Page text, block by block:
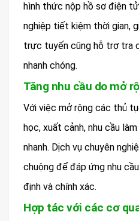
hình thức nộp hồ sơ điện
nghiệp tiết kiệm thời gian,
trực tuyến cũng hỗ trợ tra
nhanh chóng.
Tăng nhu cầu do mở
Với việc mở rộng các thủ
học, xuất cảnh, nhu cầu
nhanh. Dịch vụ chuyên
chuộng để đáp ứng nhu
định và chính xác.
Hợp tác với các cơ